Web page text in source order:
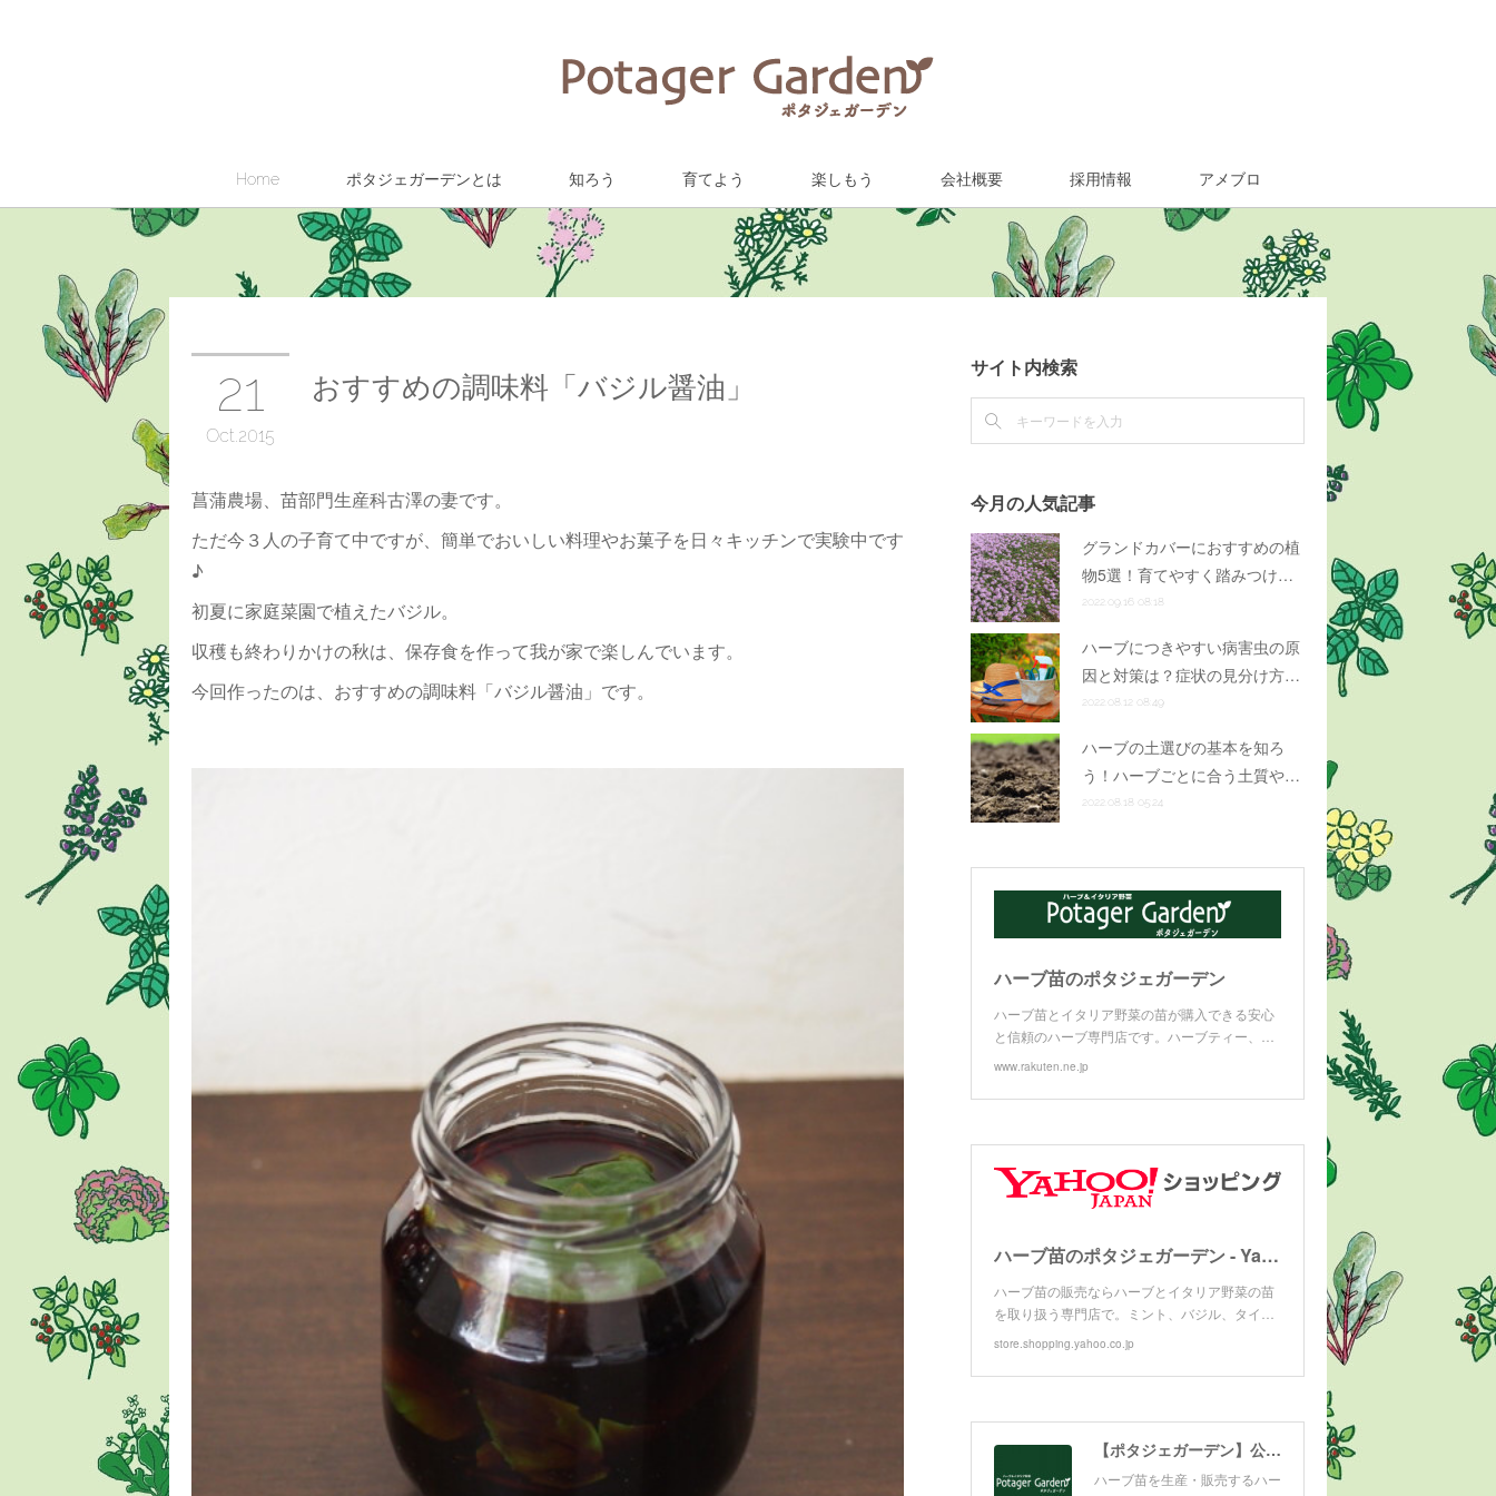
Home ポタジェガーデンとは 知ろう 育てよう 楽しもう 会社概要 採用情報 アメブロ
21
Oct 2015
おすすめの調味料「バジル醤油」
菖蒲農場、苗部門生産科古澤の妻です。
ただ今３人の子育て中ですが、簡単でおいしい料理やお菓子を日々キッチンで実験中です
♪
初夏に家庭菜園で植えたバジル。
収穫も終わりかけの秋は、保存食を作って我が家で楽しんでいます。
今回作ったのは、おすすめの調味料「バジル醤油」です。
サイト内検索
今月の人気記事
グランドカバーにおすすめの植
物5選！育てやすく踏みつけ…
2022.09.16 08:18
ハーブにつきやすい病害虫の原
因と対策は？症状の見分け方…
2022.08.12 08:49
ハーブの土選びの基本を知ろ
う！ハーブごとに合う土質や…
2022.08.18 05:24
ハーブ苗のポタジェガーデン
ハーブ苗とイタリア野菜の苗が購入できる安心
と信頼のハーブ専門店です。ハーブティー、…
www.rakuten.ne.jp
ハーブ苗のポタジェガーデン - Yahoo!ショッピング
ハーブ苗の販売ならハーブとイタリア野菜の苗
を取り扱う専門店で。ミント、バジル、タイ…
store.shopping.yahoo.co.jp
【ポタジェガーデン】公式サイト
ハーブ苗を生産・販売するハー